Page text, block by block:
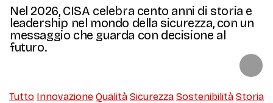
Nel 2026, CISA celebra cento anni di storia e
leadership nel mondo della sicurezza, con un
messaggio che guarda con decisione al
futuro.
Tutto Innovazione Qualità Sicurezza Sostenibilità Storia